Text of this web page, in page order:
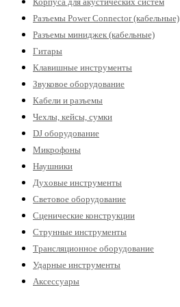
Разъемы Power Connector (кабельные)
Разъемы миниджек (кабельные)
Гитары
Клавишные инструменты
Звуковое оборудование
Кабели и разъемы
Чехлы, кейсы, сумки
DJ оборудование
Микрофоны
Наушники
Духовые инструменты
Световое оборудование
Сценические конструкции
Струнные инструменты
Трансляционное оборудование
Ударные инструменты
Аксессуары